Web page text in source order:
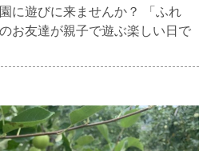
に遊びに来ませんか？ 「ふれ
お友達が親子で遊ぶ楽しい日で